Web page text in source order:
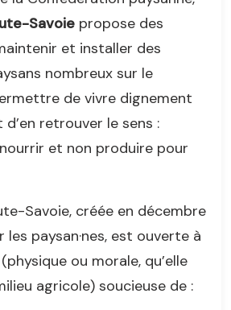
Savoie propose des
et installer des
nombreux sur le
de vivre dignement
retrouver le sens :
et non produire pour
Savoie, créée en décembre
paysan·nes, est ouverte à
ou morale, qu’elle
agricole) soucieuse de :